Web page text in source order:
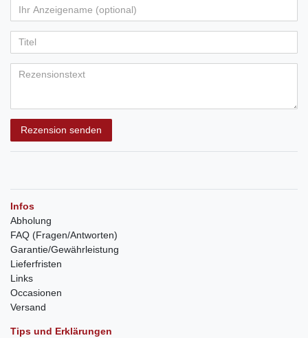
Rezension senden
Infos
Abholung
FAQ (Fragen/Antworten)
Garantie/Gewährleistung
Lieferfristen
Links
Occasionen
Versand
Tips und Erklärungen